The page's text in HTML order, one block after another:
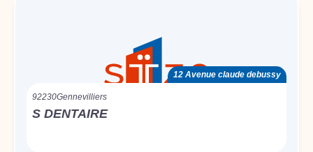
12 Avenue claude debussy
92230Gennevilliers
S DENTAIRE